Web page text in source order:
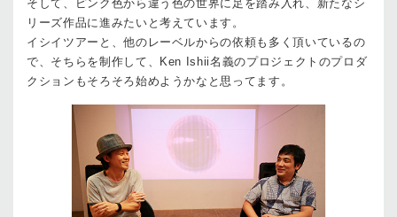
そして、ピンク色から違う色の世界に足を踏み入れ、新たなシ
リーズ作品に進みたいと考えています。
イシイ ツアーと、他のレーベルからの依頼も多く頂いているの
で、そちらを制作して、Ken Ishii名義のプロジェクトのプロダ
クションもそろそろ始めようかなと思ってます。